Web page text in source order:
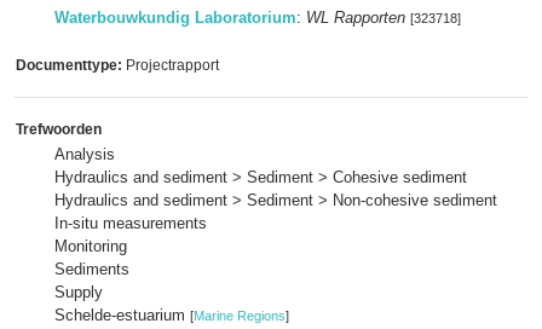
Waterbouwkundig Laboratorium: WL Rapporten [323718]
Documenttype: Projectrapport
Trefwoorden
Analysis
Hydraulics and sediment > Sediment > Cohesive sediment
Hydraulics and sediment > Sediment > Non-cohesive sediment
In-situ measurements
Monitoring
Sediments
Supply
Schelde-estuarium [Marine Regions]